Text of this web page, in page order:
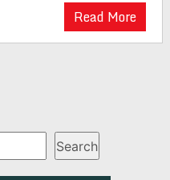
Read More
Search